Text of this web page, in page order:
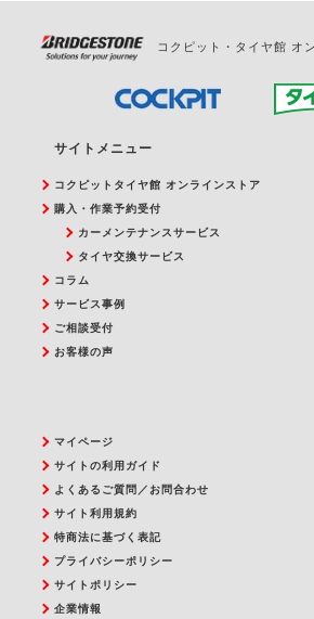
コクピット・タイヤ館 オ
サイトメニュー
コクピットタイヤ館 オンラインストア
購入・作業予約受付
カーメンテナンスサービス
タイヤ交換サービス
コラム
サービス事例
ご相談受付
お客様の声
マイページ
サイトの利用ガイド
よくあるご質問／お問合わせ
サイト利用規約
特商法に基づく表記
プライバシーポリシー
サイトポリシー
企業情報